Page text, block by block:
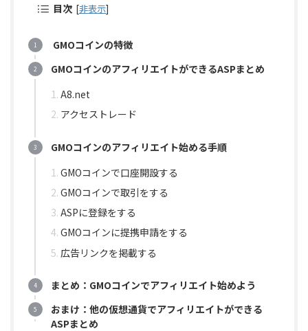
目次 [非表示]
GMOコインの特徴
GMOコインのアフィリエイトができるASPまとめ
A8.net
アクセストレード
GMOコインのアフィリエイト始める手順
GMOコインで口座開設する
GMOコインで取引をする
ASPに登録をする
GMOコインに提携申請をする
広告リンクを掲載する
まとめ：GMOコインでアフィリエイト始めよう
おまけ：他の仮想通貨でアフィリエイトができる
ASPまとめ